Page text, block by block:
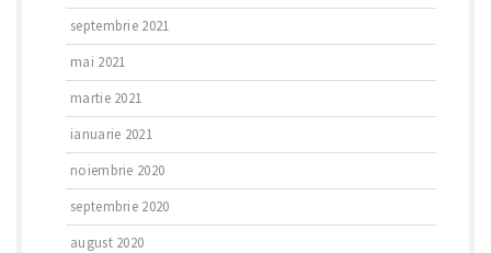
septembrie 2021
mai 2021
martie 2021
ianuarie 2021
noiembrie 2020
septembrie 2020
august 2020